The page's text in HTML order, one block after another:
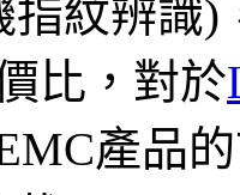
指紋辨識)
比，對於
產品